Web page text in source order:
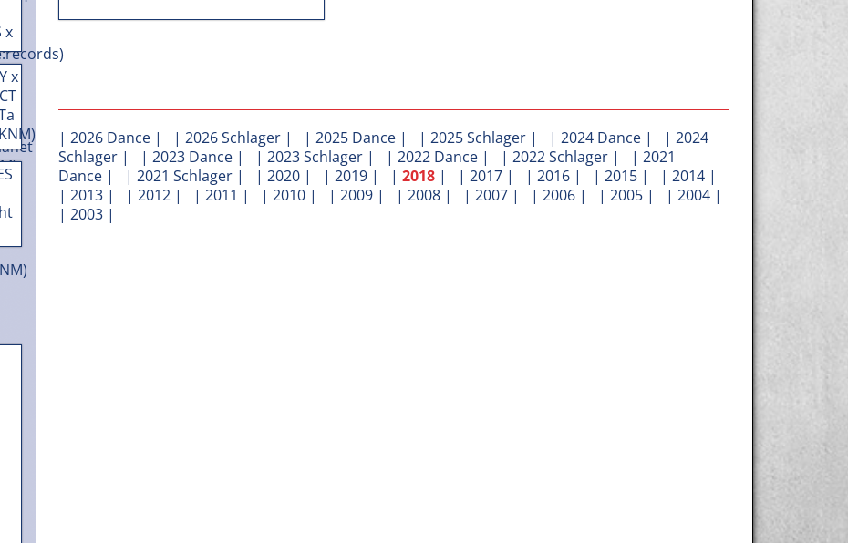
| 2026 Dance | | 2026 Schlager | | 2025 Dance | | 2025 Schlager | | 2024 Dance | | 2024
Schlager | | 2023 Dance | | 2023 Schlager | | 2022 Dance | | 2022 Schlager | | 2021
Dance | | 2021 Schlager | | 2020 | | 2019 | | 2018 | | 2017 | | 2016 | | 2015 | | 2014 |
| 2013 | | 2012 | | 2011 | | 2010 | | 2009 | | 2008 | | 2007 | | 2006 | | 2005 | | 2004 |
| 2003 |